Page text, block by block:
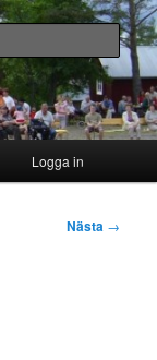
Sök
Logga in
Nästa →